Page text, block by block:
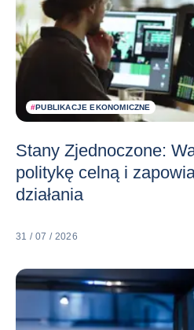
#PUBLIKACJE EKONOMICZNE
Stany Zjednoczone:
politykę celną i
działania
31 / 07 / 2026